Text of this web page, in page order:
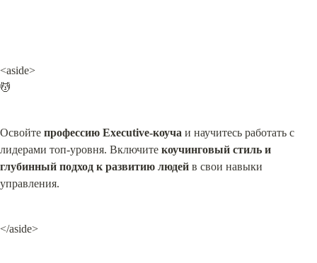
<aside>
💆
Освойте профессию Executive-коуча и научитесь работать с
лидерами топ-уровня. Включите коучинговый стиль и
глубинный подход к развитию людей в свои навыки
управления.
</aside>